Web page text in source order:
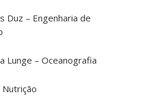
Duz – Engenharia de
Lunge – Oceanografia
Nutrição